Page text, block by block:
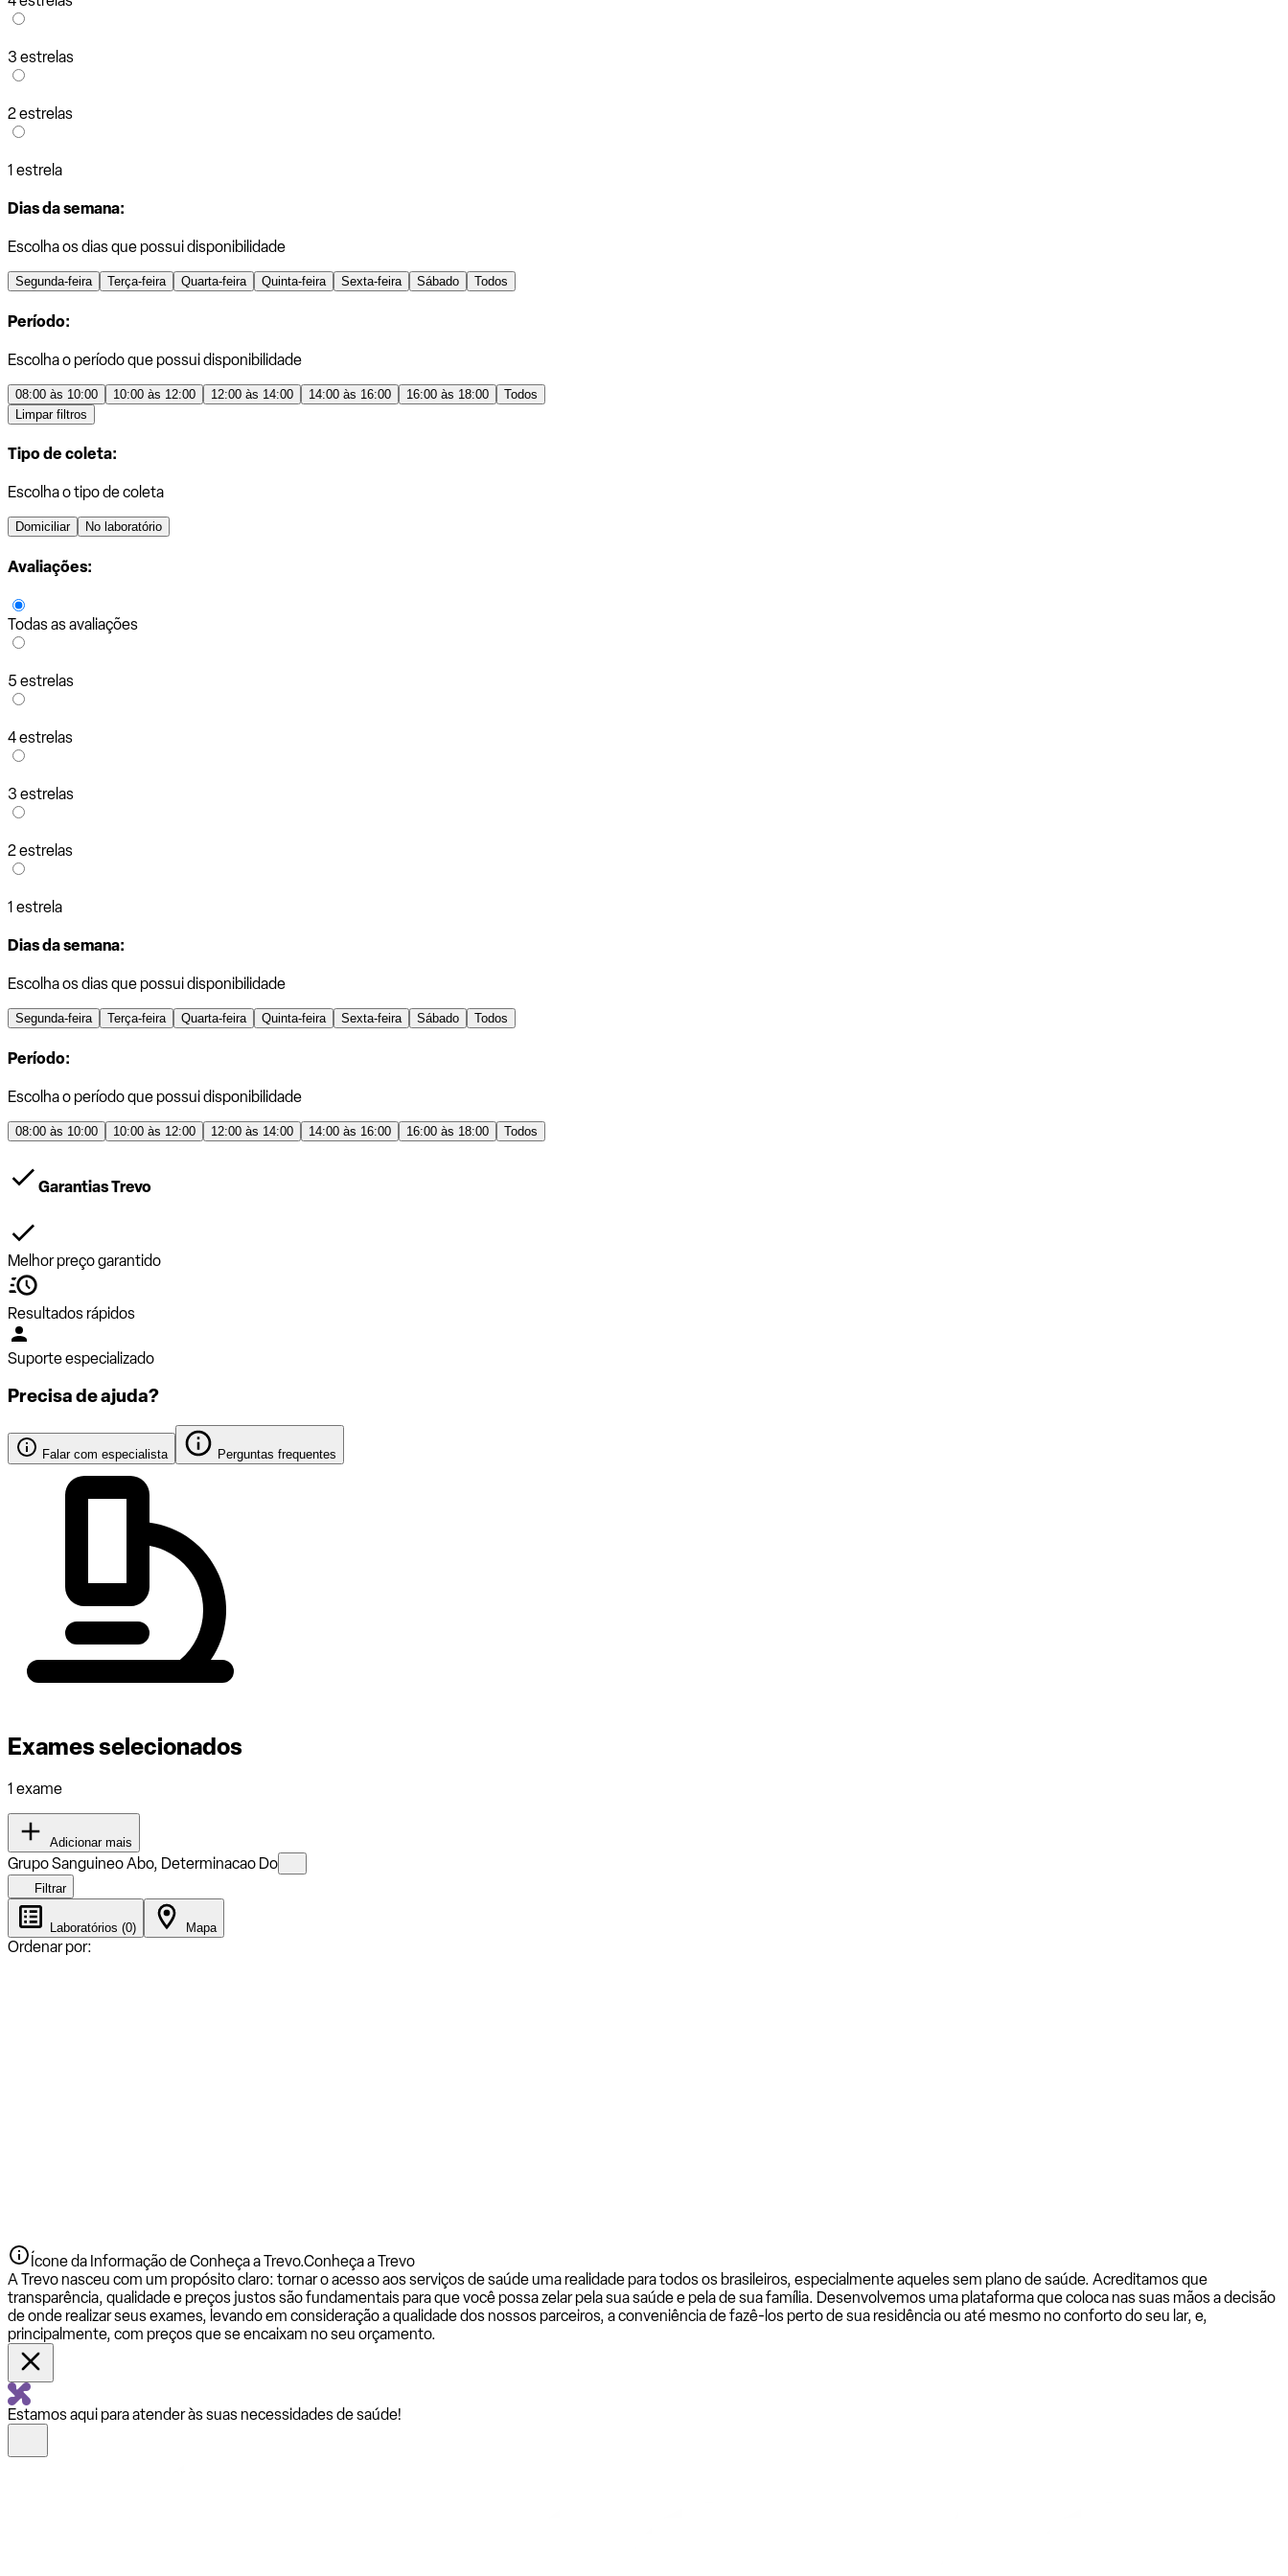
3 estrelas
2 estrelas
1 estrela
Dias da semana:
Escolha os dias que possui disponibilidade
Segunda-feira Terça-feira Quarta-feira Quinta-feira Sexta-feira Sábado Todos
Período:
Escolha o período que possui disponibilidade
08:00 às 10:00 10:00 às 12:00 12:00 às 14:00 14:00 às 16:00 16:00 às 18:00
Todos
Limpar filtros
Tipo de coleta:
Escolha o tipo de coleta
Domiciliar No laboratório
Avaliações:
Todas as avaliações
5 estrelas
4 estrelas
3 estrelas
2 estrelas
1 estrela
Dias da semana:
Escolha os dias que possui disponibilidade
Segunda-feira Terça-feira Quarta-feira Quinta-feira Sexta-feira Sábado Todos
Período:
Escolha o período que possui disponibilidade
08:00 às 10:00 10:00 às 12:00 12:00 às 14:00 14:00 às 16:00 16:00 às 18:00 Todos
Garantias Trevo
Melhor preço garantido
Resultados rápidos
Suporte especializado
Precisa de ajuda?
Falar com especialista Perguntas frequentes
Exames selecionados
1 exame
Adicionar mais
Grupo Sanguineo Abo, Determinacao Do
Filtrar
Laboratórios (0) Mapa
Ordenar por:
Ícone da Informação de Conheça a Trevo.Conheça a Trevo
A Trevo nasceu com um propósito claro: tornar o acesso aos serviços de saúde uma realidade para todos os brasileiros, especialmente aqueles sem plano de saúde. Acreditamos que
transparência, qualidade e preços justos são fundamentais para que você possa zelar pela sua saúde e pela de sua família. Desenvolvemos uma plataforma que coloca nas suas mãos a decisão
de onde realizar seus exames, levando em consideração a qualidade dos nossos parceiros, a conveniência de fazê-los perto de sua residência ou até mesmo no conforto do seu lar, e,
principalmente, com preços que se encaixam no seu orçamento.
Estamos aqui para atender às suas necessidades de saúde!